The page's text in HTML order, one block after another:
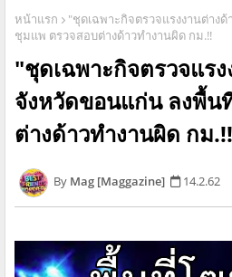
หน้าแรก
"ชุดเฉพาะกิจตรวจแรงงานต่าง
ชุมแพ ตรวจสอบต่างด้าวทำงานผิด กม.!!
"ชุดเฉพาะกิจตรวจแร
จังหวัดขอนแก่น ลงพื้น
ต่างด้าวทำงานผิด กม.!!
Mag [Maggazine] 14.2.62